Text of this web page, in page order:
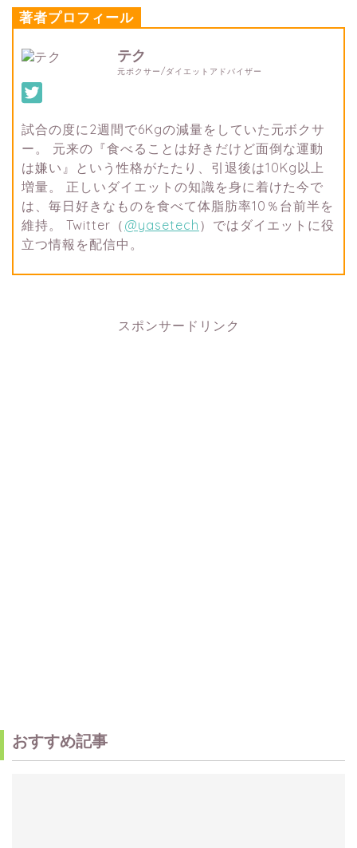
著者プロフィール
テク
元ボクサー/ダイエットアドバイザー
試合の度に2週間で6Kgの減量をしていた元ボクサ
ー。 元来の『食べることは好きだけど面倒な運動
は嫌い』という性格がたたり、引退後は10Kg以上
増量。 正しいダイエットの知識を身に着けた今で
は、毎日好きなものを食べて体脂肪率10％台前半を
維持。 Twitter（ @yasetech ）ではダイエットに役
立つ情報を配信中。
スポンサードリンク
おすすめ記事